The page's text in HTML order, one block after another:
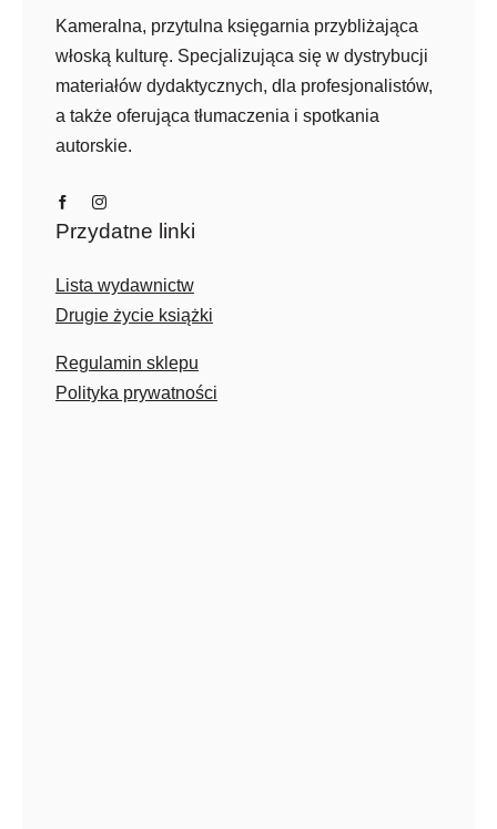
Kameralna, przytulna księgarnia przybliżająca
włoską kulturę. Specjalizująca się w dystrybucji
materiałów dydaktycznych, dla profesjonalistów,
a także oferująca tłumaczenia i spotkania
autorskie.
Przydatne linki
Lista wydawnictw
Drugie życie książki
Regulamin sklepu
Polityka prywatności